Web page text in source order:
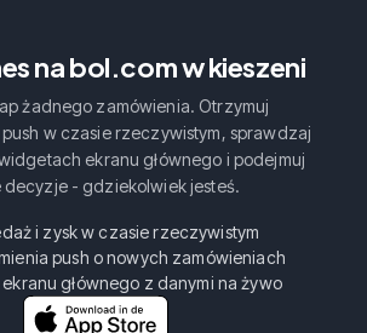
na bol.com w kieszeni
żadnego zamówienia. Otrzymuj
w czasie rzeczywistym, sprawdzaj
ekranu głównego i podejmuj
decyzje - gdziekolwiek jesteś.
i zysk w czasie rzeczywistym
push o nowych zamówieniach
głównego z danymi na żywo